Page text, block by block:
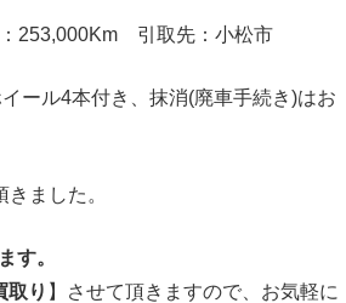
引取先：小松市
ール4本付き、抹消(廃車手続き)はお
ました。
す。
取り 】させて頂きますので、お気軽に